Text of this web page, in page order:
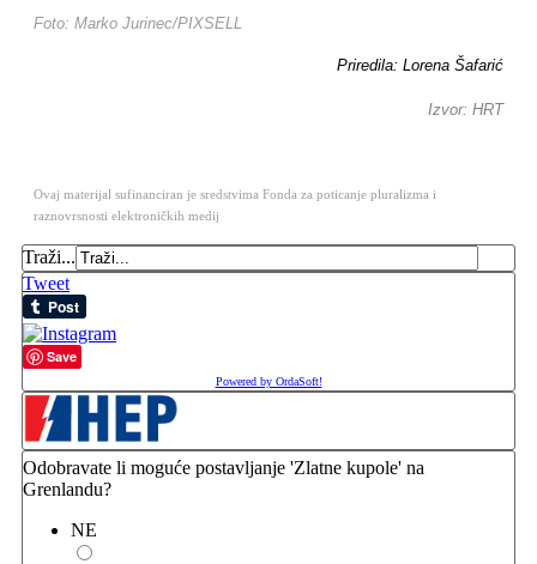
Foto: Marko Jurinec/PIXSELL
Priredila: Lorena Šafarić
Izvor: HRT
Ovaj materijal sufinanciran je sredstvima Fonda za poticanje pluralizma i
raznovrsnosti elektroničkih medij
Traži...
Tweet
Save
Powered by OrdaSoft!
Odobravate li moguće postavljanje 'Zlatne kupole' na
Grenlandu?
NE